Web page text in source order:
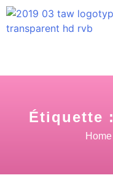
Étiquette :
Home